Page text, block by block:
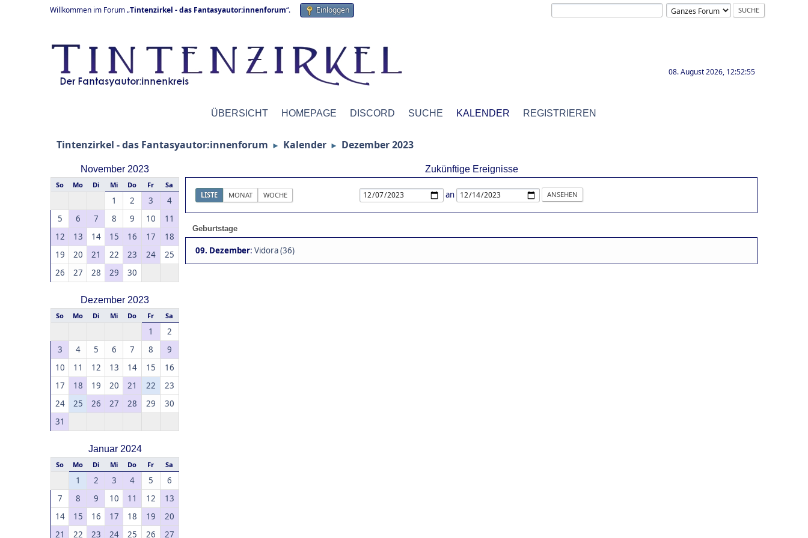
Willkommen im Forum „Tintenzirkel - das Fantasyautor:innenforum“. Einloggen
08. August 2026, 12:52:55
ÜBERSICHT HOMEPAGE DISCORD SUCHE KALENDER REGISTRIEREN
Tintenzirkel - das Fantasyautor:innenforum ► Kalender ► Dezember 2023
November 2023
So Mo Di Mi Do Fr Sa
1 2 3
4
5
6 7 8 9 10
11
12
13 14 15 16 17
18
19
20 21 22 23 24
25
26
27 28 29 30
Dezember 2023
So Mo Di Mi Do Fr Sa
1
2
3
4 5 6 7 8
9
10
11 12 13 14 15
16
17
18 19 20 21 22
23
24
25 26 27 28 29
30
31
Januar 2024
So Mo Di Mi Do Fr Sa
1 2 3 4 5
6
7
8 9 10 11 12
13
14
15 16 17 18 19
20
21
22 23 24 25 26 27
Zukünftige Ereignisse
LISTE MONAT WOCHE an
Geburtstage
09. Dezember: Vidora (36)